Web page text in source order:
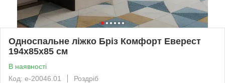
Односпальне ліжко Бріз Комфорт Еверест
194x85x85 см
В наявності
Код: е-20046.01
Роздріб